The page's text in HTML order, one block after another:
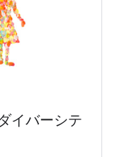
イバーシテ